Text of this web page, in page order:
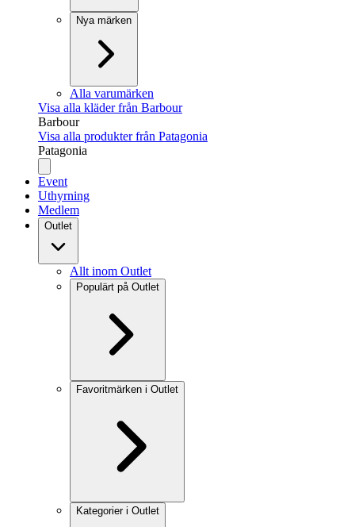
Nya märken
Alla varumärken
Visa alla kläder från Barbour
Barbour
Visa alla produkter från Patagonia
Patagonia
Event
Uthyrning
Medlem
Outlet
Allt inom Outlet
Populärt på Outlet
Favoritmärken i Outlet
Kategorier i Outlet